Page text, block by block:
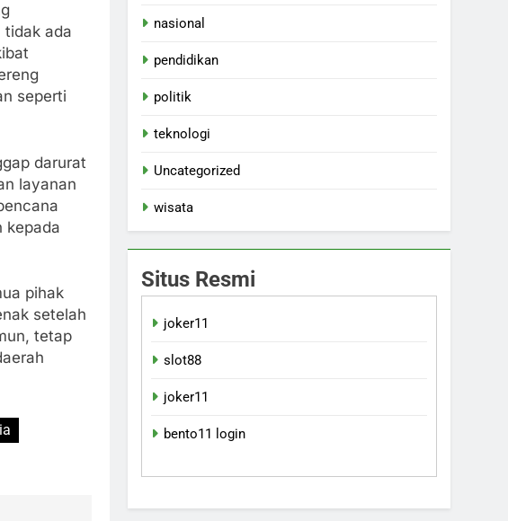
tidak ada
seperti
darurat
layanan
kepada
pihak
setelah
tetap
nasional
pendidikan
politik
teknologi
Uncategorized
wisata
Situs Resmi
joker11
slot88
joker11
bento11 login